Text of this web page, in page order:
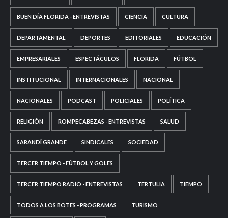
BUEN DÍA FLORIDA - ENTREVISTAS CIENCIA CULTURA
DEPARTAMENTAL DEPORTES EDITORIALES EDUCACIÓN
EMPRESARIALES ESPECTÁCULOS FLORIDA FÚTBOL
INSTITUCIONAL INTERNACIONALES NACIONAL
NACIONALES PODCAST POLICIALES POLÍTICA
RELIGIÓN ROMPECABEZAS - ENTREVISTAS SALUD
SARANDÍ GRANDE SINDICALES SOCIEDAD
TERCER TIEMPO - FÚTBOL Y GOLES
TERCER TIEMPO RADIO - ENTREVISTAS TERTULIA TIEMPO
TODOS A LOS BOTES - PROGRAMAS TURISMO